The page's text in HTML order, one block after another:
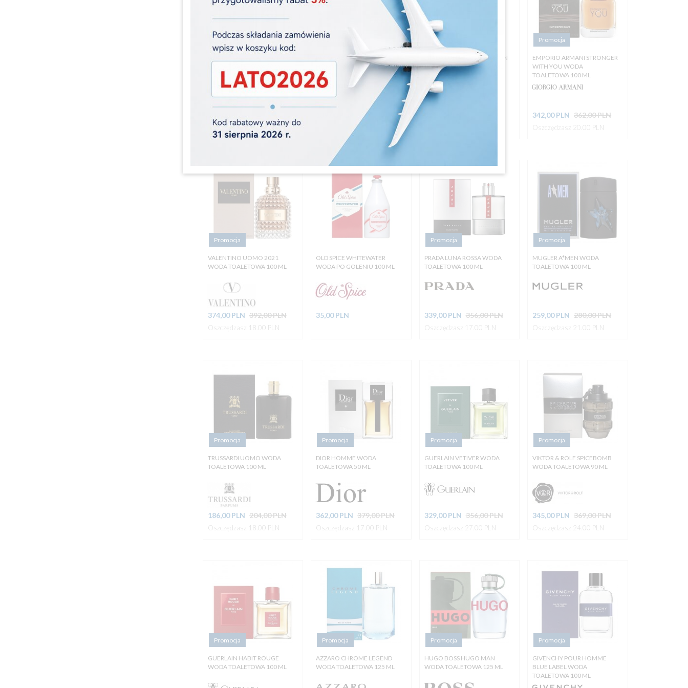
Promocja
Oszczędzasz 13.00 PLN
PACO RABANNE POUR
HOMME WODA TOALETOWA
100 ML
Promocja
149,00 PLN
Oszczędzasz 10.00 PLN
PRADA LUNA ROSSA CARBON
WODA TOALETOWA 100 ML
Promocja
EMPORIO ARMANI STRONGER
WITH YOU WODA
TOALETOWA 100 ML
Promocja
342,00 PLN 362,00 PLN
Oszczędzasz 20.00 PLN
VALENTINO UOMO 2021
WODA TOALETOWA 100 ML
Promocja
374,00 PLN 392,00 PLN
Oszczędzasz 18.00 PLN
OLD SPICE WHITEWATER
WODA PO GOLENIU 100 ML
35,00 PLN
PRADA LUNA ROSSA WODA
TOALETOWA 100 ML
Promocja
339,00 PLN 356,00 PLN
Oszczędzasz 17.00 PLN
MUGLER A*MEN WODA
TOALETOWA 100 ML
Promocja
259,00 PLN 280,00 PLN
Oszczędzasz 21.00 PLN
TRUSSARDI UOMO WODA
TOALETOWA 100 ML
Promocja
186,00 PLN 204,00 PLN
Oszczędzasz 18.00 PLN
DIOR HOMME WODA
TOALETOWA 50 ML
Promocja
362,00 PLN 379,00 PLN
Oszczędzasz 17.00 PLN
GUERLAIN VETIVER WODA
TOALETOWA 100 ML
Promocja
329,00 PLN 356,00 PLN
Oszczędzasz 27.00 PLN
VIKTOR & ROLF SPICEBOMB
WODA TOALETOWA 90 ML
Promocja
345,00 PLN 369,00 PLN
Oszczędzasz 24.00 PLN
GUERLAIN HABIT ROUGE
WODA TOALETOWA 100 ML
Promocja
AZZARO CHROME LEGEND
WODA TOALETOWA 125 ML
Promocja
HUGO BOSS HUGO MAN
WODA TOALETOWA 125 ML
Promocja
GIVENCHY POUR HOMME
BLUE LABEL WODA
TOALETOWA 100 ML
Promocja